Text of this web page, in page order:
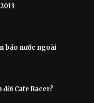
báo nước ngoài
đời Cafe Racer?